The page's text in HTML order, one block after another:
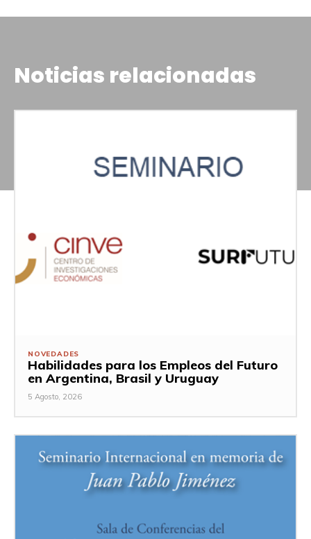
Noticias relacionadas
NOVEDADES
Habilidades para los Empleos del Futuro
en Argentina, Brasil y Uruguay
5 Agosto, 2026